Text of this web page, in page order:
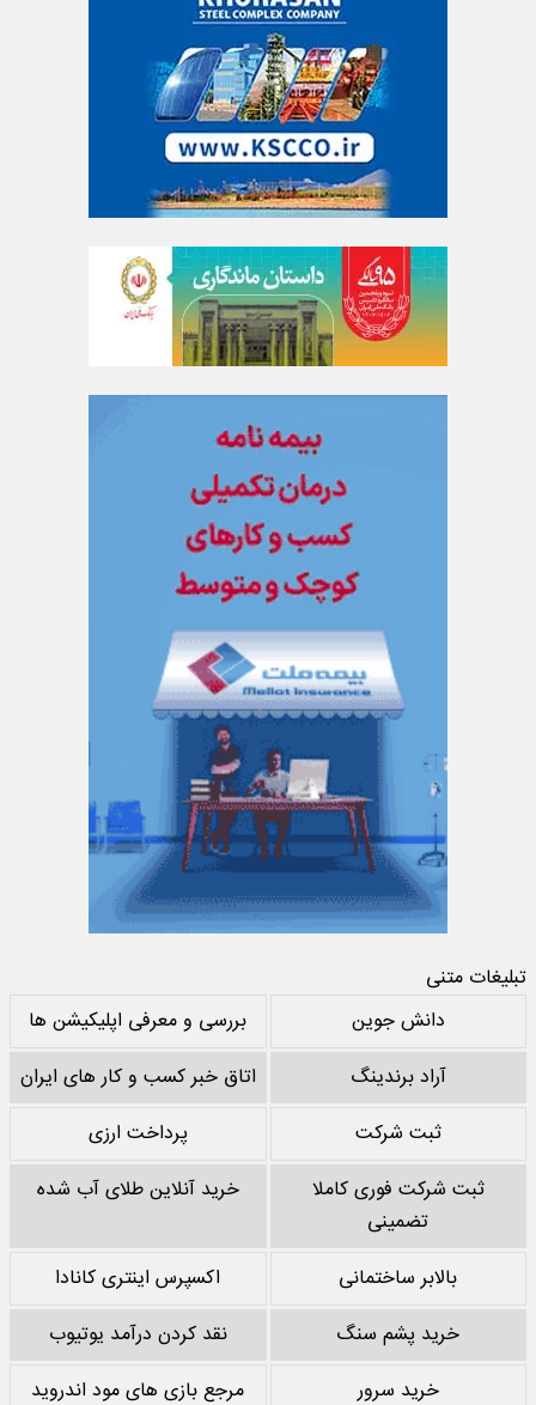
تبلیغات متنی
دانش جوین
بررسی و معرفی اپلیکیشن ها
آراد برندینگ
اتاق خبر کسب و کار های ایران
ثبت شرکت
پرداخت ارزی
ثبت شرکت فوری کاملا
تضمینی
خرید آنلاین طلای آب شده
بالابر ساختمانی
اکسپرس اینتری کانادا
خرید پشم سنگ
نقد کردن درآمد یوتیوب
خرید سرور
مرجع بازی های مود اندروید